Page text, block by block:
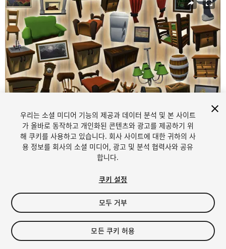
1 11
$5
우리는 소셜 미디어 기능의 제공과 데이터 분석 및 본 사이트
가 올바로 동작하고 개인화된 콘텐츠와 광고를 제공하기 위
해 쿠키를 사용하고 있습니다. 회사 사이트에 대한 귀하의 사
용 정보를 회사의 소셜 미디어, 광고 및 분석 협력사와 공유
합니다.
쿠키 설정
모두 거부
모든 쿠키 허용